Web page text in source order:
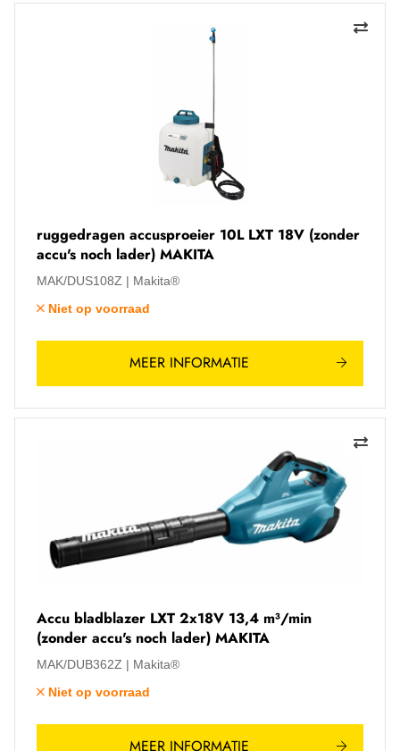
ruggedragen accusproeier 10L LXT 18V (zonder
accu's noch lader) MAKITA
MAK/DUS108Z
Makita®
Niet op voorraad
MEER INFORMATIE
Accu bladblazer LXT 2x18V 13,4 m³/min
(zonder accu's noch lader) MAKITA
MAK/DUB362Z
Makita®
Niet op voorraad
MEER INFORMATIE